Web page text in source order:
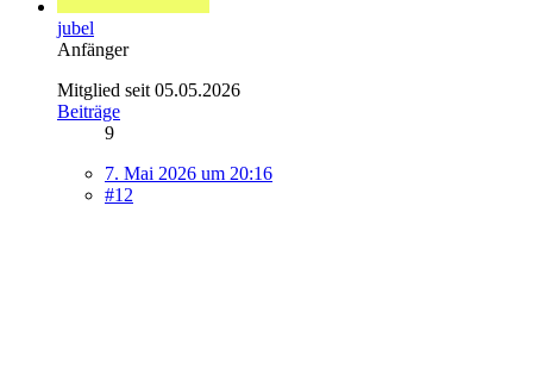
jubel
Anfänger
Mitglied seit 05.05.2026
Beiträge
9
7. Mai 2026 um 20:16
#12